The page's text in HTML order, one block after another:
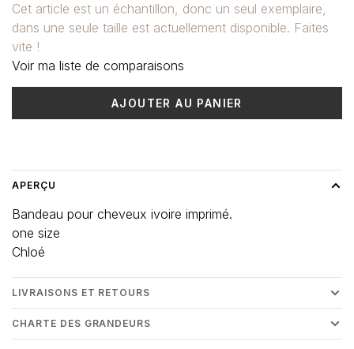
Cet article est un échantillon, donc un seul exemplaire,
dans une seule taille est actuellement disponible. Faites
vite !
Voir ma liste de comparaisons
AJOUTER AU PANIER
APERÇU
Bandeau pour cheveux ivoire imprimé.
one size
Chloé
LIVRAISONS ET RETOURS
CHARTE DES GRANDEURS